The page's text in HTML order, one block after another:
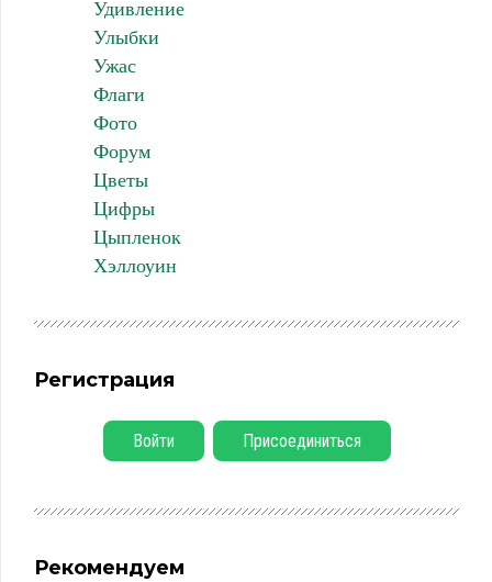
Удивление
Улыбки
Ужас
Флаги
Фото
Форум
Цветы
Цифры
Цыпленок
Хэллоуин
Регистрация
Войти Присоединиться
Рекомендуем